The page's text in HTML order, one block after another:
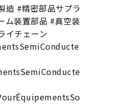
造 #精密部品サプラ
ム装置部品 #真空装
イチェーン